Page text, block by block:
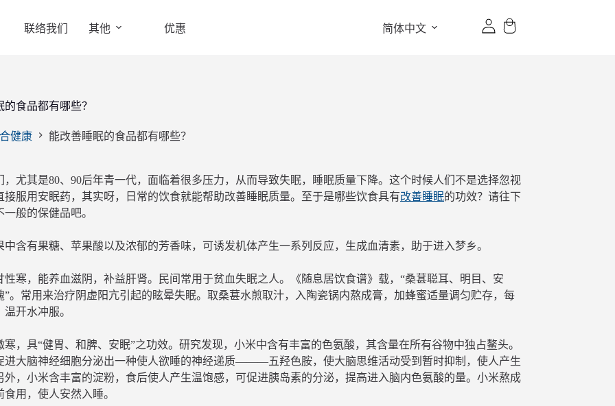
联络我们 其他 优惠 简体中文
食品都有哪些？
健康 能改善睡眠的食品都有哪些？
，尤其是80、90后年青一代，面临着很多压力，从而导致失眠，睡眠质量下降。这个时候人们不是选择忽视
接服用安眠药，其实呀，日常的饮食就能帮助改善睡眠质量。至于是哪些饮食具有改善睡眠的功效？请往下
般的保健品吧。
中含有果糖、苹果酸以及浓郁的芳香味，可诱发机体产生一系列反应，生成血清素，助于进入梦乡。
性寒，能养血滋阴，补益肝肾。民间常用于贫血失眠之人。《随息居饮食谱》载，“桑葚聪耳、明目、安
”。常用来治疗阴虚阳亢引起的眩晕失眠。取桑葚水煎取汁，入陶瓷锅内熬成膏，加蜂蜜适量调匀贮存，每
开水冲服。
寒，具“健胃、和脾、安眠”之功效。研究发现，小米中含有丰富的色氨酸，其含量在所有谷物中独占鳌头。
进大脑神经细胞分泌出一种使人欲睡的神经递质———五羟色胺，使大脑思维活动受到暂时抑制，使人产生
外，小米含丰富的淀粉，食后使人产生温饱感，可促进胰岛素的分泌，提高进入脑内色氨酸的量。小米熬成
用，使人安然入睡。